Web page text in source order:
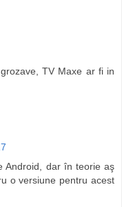
TV Maxe ar fi in
Android, dar în teorie aş
o versiune pentru acest